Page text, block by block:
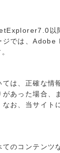
以
ジでは、
は、正確な情
あった場合
お、当サイ
のコンテンツ